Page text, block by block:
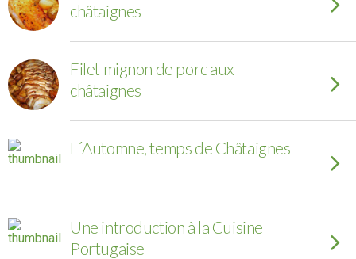
châtaignes
Filet mignon de porc aux
châtaignes
L´Automne, temps de Châtaignes
Une introduction à la Cuisine
Portugaise